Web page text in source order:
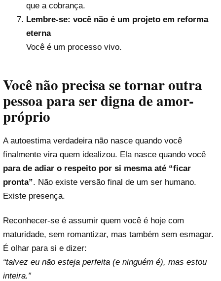
que a cobrança.
Lembre-se: você não é um projeto em reforma
eterna
Você é um processo vivo.
Você não precisa se tornar outra
pessoa para ser digna de amor-
próprio
A autoestima verdadeira não nasce quando você
finalmente vira quem idealizou. Ela nasce quando você
para de adiar o respeito por si mesma até “ficar
pronta”. Não existe versão final de um ser humano.
Existe presença.
Reconhecer-se é assumir quem você é hoje com
maturidade, sem romantizar, mas também sem esmagar.
É olhar para si e dizer:
“talvez eu não esteja perfeita (e ninguém é), mas estou
inteira.”